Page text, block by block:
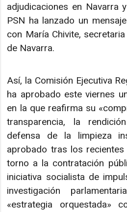
adjudicaciones en Navarra
PSN ha lanzado un
con María Chivite,
de Navarra.
Así, la Comisión Ejecutiva
ha aprobado este viernes
en la que reafirma su
transparencia, la
defensa de la limpieza
aprobado tras los
torno a la contratación
iniciativa socialista de
investigación
«estrategia orquestada»